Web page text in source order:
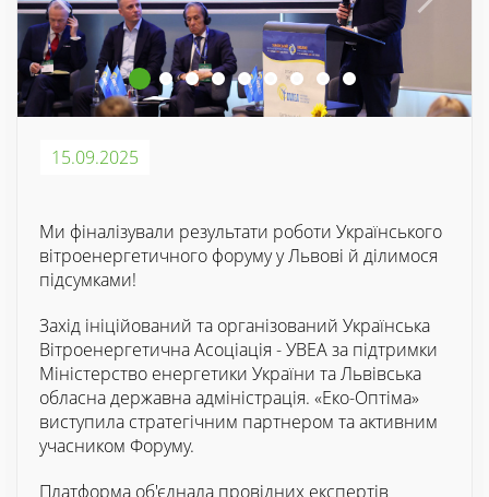
15.09.2025
Ми фіналізували результати роботи Українського
вітроенергетичного форуму у Львові й ділимося
підсумками!
Захід ініційований та організований Українська
Вітроенергетична Асоціація - УВЕА за підтримки
Міністерство енергетики України та Львівська
обласна державна адміністрація. «Еко-Оптіма»
виступила стратегічним партнером та активним
учасником Форуму.
Платформа об'єднала провідних експертів